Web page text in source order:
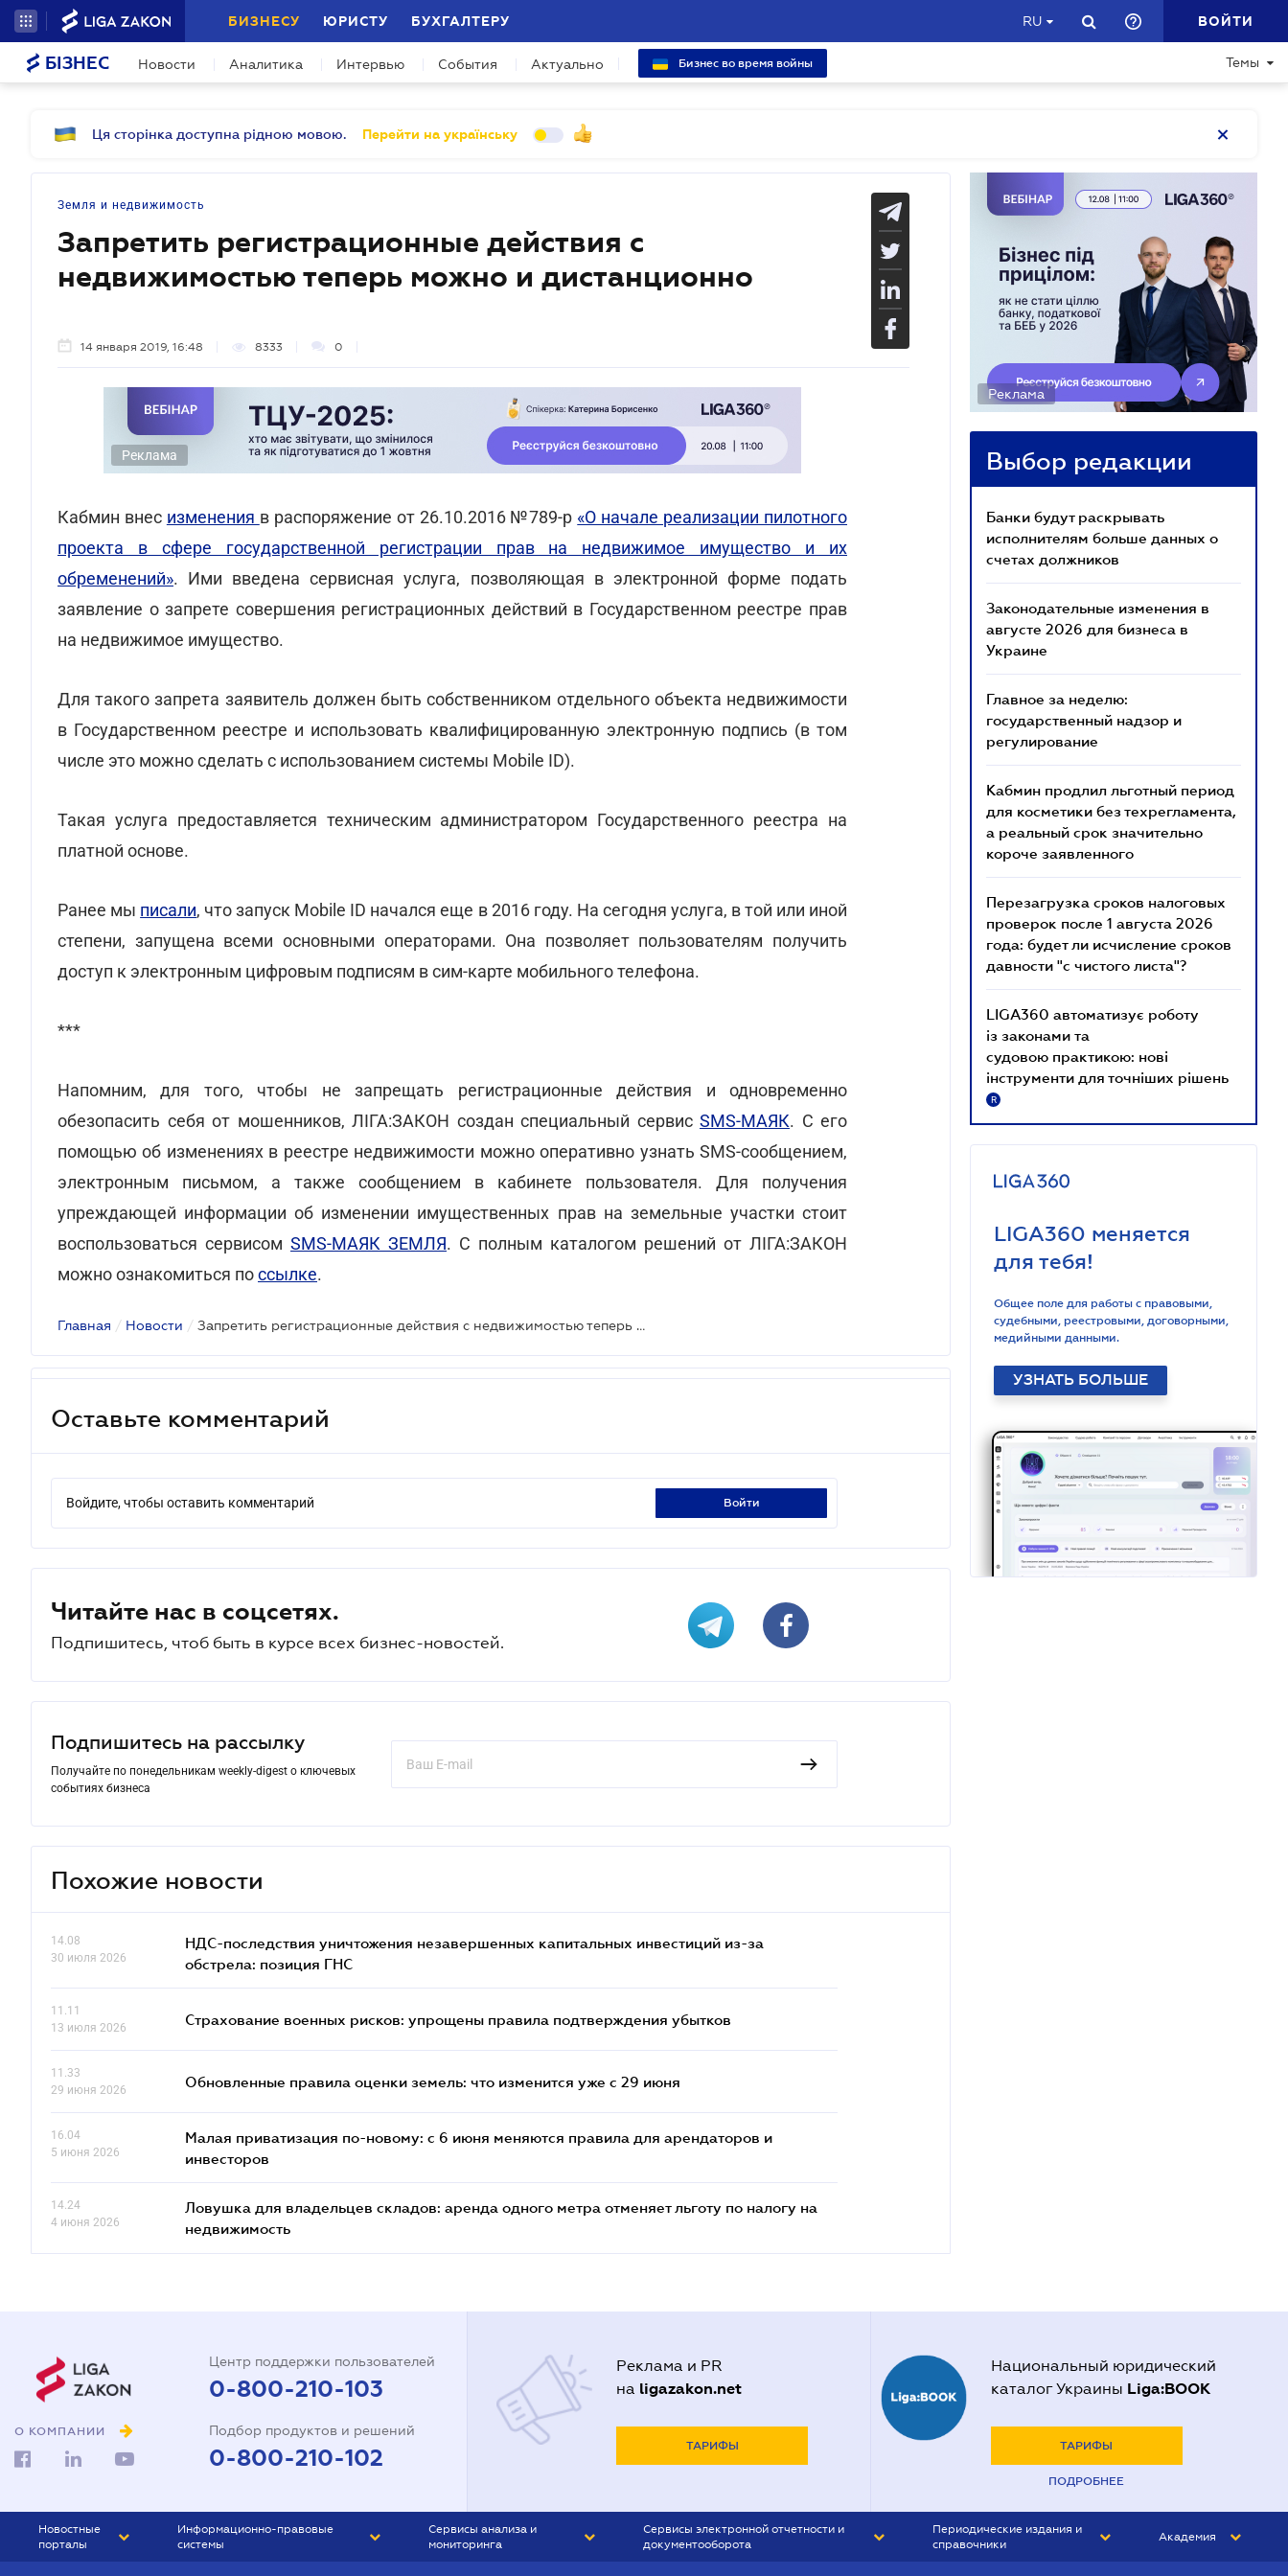
БИЗНЕСУ ЮРИСТУ БУХГАЛТЕРУ RU ВОЙТИ
БІЗНЕС Новости Аналитика Интервью События Актуально Бизнес во время войны Темы
Ця сторінка доступна рідною мовою. Перейти на українську
Земля и недвижимость
Запретить регистрационные действия с
недвижимостью теперь можно и дистанционно
14 января 2019, 16:48 8333 0
Реклама
Кабмин внес изменения в распоряжение от 26.10.2016 №789-р «О начале реализации пилотного
проекта в сфере государственной регистрации прав на недвижимое имущество и их
обременений». Ими введена сервисная услуга, позволяющая в электронной форме подать
заявление о запрете совершения регистрационных действий в Государственном реестре прав
на недвижимое имущество.
Для такого запрета заявитель должен быть собственником отдельного объекта недвижимости
в Государственном реестре и использовать квалифицированную электронную подпись (в том
числе это можно сделать с использованием системы Mobile ID).
Такая услуга предоставляется техническим администратором Государственного реестра на
платной основе.
Ранее мы писали, что запуск Mobile ID начался еще в 2016 году. На сегодня услуга, в той или иной
степени, запущена всеми основными операторами. Она позволяет пользователям получить
доступ к электронным цифровым подписям в сим-карте мобильного телефона.
***
Напомним, для того, чтобы не запрещать регистрационные действия и одновременно
обезопасить себя от мошенников, ЛІГА:ЗАКОН создан специальный сервис SMS-МАЯК. С его
помощью об изменениях в реестре недвижимости можно оперативно узнать SMS-сообщением,
электронным письмом, а также сообщением в кабинете пользователя. Для получения
упреждающей информации об изменении имущественных прав на земельные участки стоит
воспользоваться сервисом SMS-МАЯК ЗЕМЛЯ. С полным каталогом решений от ЛІГА:ЗАКОН
можно ознакомиться поссылке.
Главная / Новости / Запретить регистрационные действия с недвижимостью теперь можно и дистанционно
Оставьте комментарий
Войдите, чтобы оставить комментарий войти
Читайте нас в соцсетях.
Подпишитесь, чтоб быть в курсе всех бизнес-новостей.
Подпишитесь на рассылку
Получайте по понедельникам weekly-digest о ключевых
событиях бизнеса
Похожие новости
14.08
30 июля 2026
НДС-последствия уничтожения незавершенных капитальных инвестиций из-за
обстрела: позиция ГНС
11.11
13 июля 2026
Страхование военных рисков: упрощены правила подтверждения убытков
11.33
29 июня 2026
Обновленные правила оценки земель: что изменится уже с 29 июня
16.04
5 июня 2026
Малая приватизация по-новому: с 6 июня меняются правила для арендаторов и
инвесторов
14.24
4 июня 2026
Ловушка для владельцев складов: аренда одного метра отменяет льготу по налогу на
недвижимость
Реклама
Выбор редакции
Банки будут раскрывать
исполнителям больше данных о
счетах должников
Законодательные изменения в
августе 2026 для бизнеса в
Украине
Главное за неделю:
государственный надзор и
регулирование
Кабмин продлил льготный период
для косметики без техрегламента,
а реальный срок значительно
короче заявленного
Перезагрузка сроков налоговых
проверок после 1 августа 2026
года: будет ли исчисление сроков
давности "с чистого листа"?
LIGA360 автоматизує роботу
із законами та
судовою практикою: нові
інструменти для точніших рішень
R
LIGA360 меняется
для тебя!
Общее поле для работы с правовыми,
судебными, реестровыми, договорными,
медийными данными.
УЗНАТЬ БОЛЬШЕ
О КОМПАНИИ
Центр поддержки пользователей
0-800-210-103
Подбор продуктов и решений
0-800-210-102
Реклама и PR
на ligazakon.net
ТАРИФЫ
Национальный юридический
каталог Украины Liga:BOOK
ТАРИФЫ
ПОДРОБНЕЕ
Новостные
порталы
Информационно-правовые
системы
Сервисы анализа и
мониторинга
Сервисы электронной отчетности и
документооборота
Периодические издания и
справочники
Академия